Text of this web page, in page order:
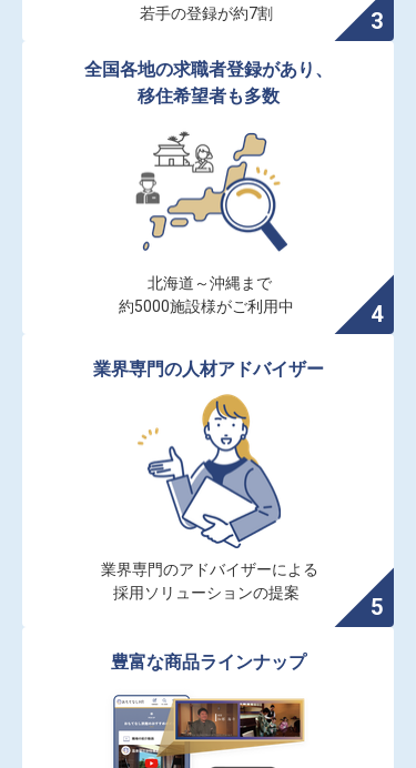
若手の登録が約7割
全国各地の求職者登録があり、
移住希望者も多数
北海道～沖縄まで
約5000施設様がご利用中
業界専門の人材アドバイザー
業界専門のアドバイザーによる
採用ソリューションの提案
豊富な商品ラインナップ